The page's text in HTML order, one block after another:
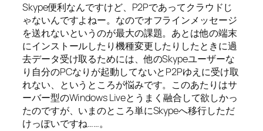
Skype便利なんですけど、P2Pであってクラウドじ
ゃないんですよねー。なのでオフラインメッセージ
を送れないというのが最大の課題。あとは他の端末
にインストールしたり機種変更したりしたときに過
去データ受け取るためには、他のSkypeユーザーな
り自分のPCなりが起動してないとP2Pゆえに受け取
れない、というところが悩みです。このあたりはサ
ーバー型のWindows Liveとうまく融合して欲しかっ
たのですが、いまのところ単にSkypeへ移行しただ
けっぽいですね……。